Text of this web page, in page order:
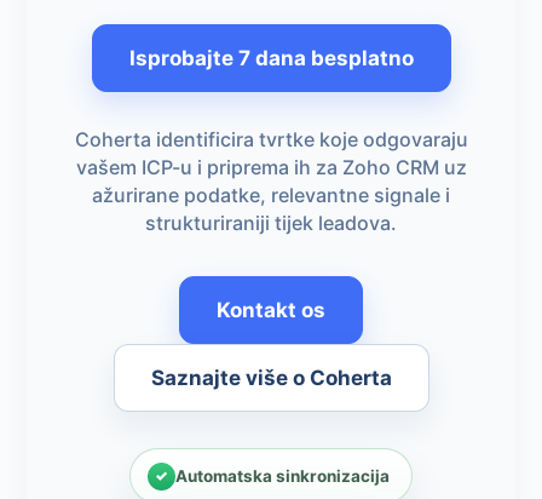
Isprobajte 7 dana besplatno
Coherta identificira tvrtke koje odgovaraju
vašem ICP-u i priprema ih za Zoho CRM uz
ažurirane podatke, relevantne signale i
strukturiraniji tijek leadova.
Kontakt os
Saznajte više o Coherta
Automatska sinkronizacija